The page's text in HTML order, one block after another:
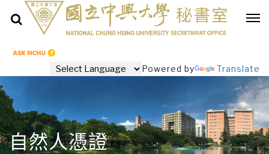
Powered by Translate
自然人憑證